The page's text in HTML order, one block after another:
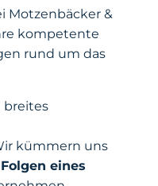
Motzenbäcker &
kompetente
rund um das
breites
kümmern uns
eines